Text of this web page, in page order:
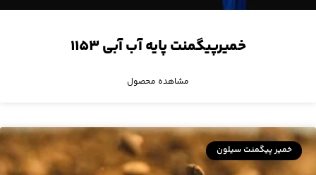
خمیرپیگمنت پایه آب آبی ۱۱۵۳
مشاهده محصول
خمیر پیگمنت سیلون